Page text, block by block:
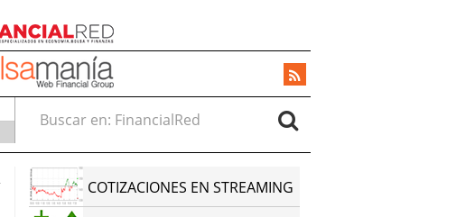
Buscar en:
COTIZACIONES EN STREAMING